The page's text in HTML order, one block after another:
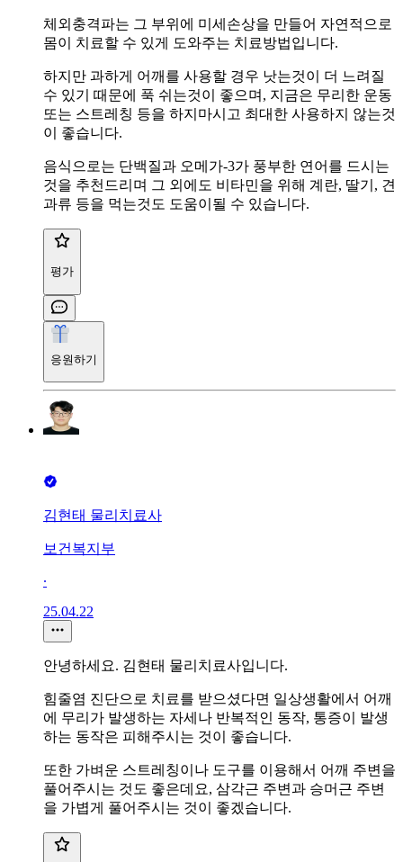
체외충격파는 그 부위에 미세손상을 만들어 자연적으로
몸이 치료할 수 있게 도와주는 치료방법입니다.
하지만 과하게 어깨를 사용할 경우 낫는것이 더 느려질
수 있기 때문에 푹 쉬는것이 좋으며, 지금은 무리한 운동
또는 스트레칭 등을 하지마시고 최대한 사용하지 않는것
이 좋습니다.
음식으로는 단백질과 오메가-3가 풍부한 연어를 드시는
것을 추천드리며 그 외에도 비타민을 위해 계란, 딸기, 견
과류 등을 먹는것도 도움이될 수 있습니다.
평가
응원하기
김현태 물리치료사
보건복지부
∙
25.04.22
안녕하세요. 김현태 물리치료사입니다.
힘줄염 진단으로 치료를 받으셨다면 일상생활에서 어깨
에 무리가 발생하는 자세나 반복적인 동작, 통증이 발생
하는 동작은 피해주시는 것이 좋습니다.
또한 가벼운 스트레칭이나 도구를 이용해서 어깨 주변을
풀어주시는 것도 좋은데요, 삼각근 주변과 승머근 주변
을 가볍게 풀어주시는 것이 좋겠습니다.